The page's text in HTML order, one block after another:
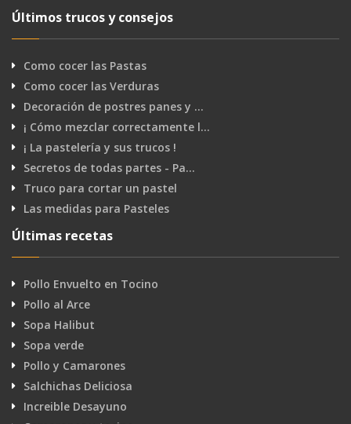
Últimos trucos y consejos
Como cocer las Pastas
Como cocer las Verduras
Decoración de postres panes y …
¡ Cómo mezclar correctamente l…
¡ La pastelería y sus trucos !
Secretos de todas partes - Pa…
Truco para cortar un pastel
Las medidas para Pasteles
Últimas recetas
Pollo Envuelto en Tocino
Pollo al Arce
Sopa Halibut
Sopa verde
Pollo y Camarones
Salchichas Deliciosa
Increible Desayuno